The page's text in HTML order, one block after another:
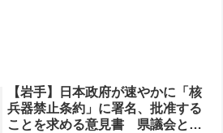
【岩手】日本政府が速やかに「核
兵器禁止条約」に署名、批准する
ことを求める意見書 県議会と